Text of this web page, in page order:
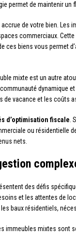
permet de maintenir un
accrue de votre bien. Les
commerciaux.
ces biens vous
mixte est un autre
dynamique
de vacance et les coûts
d’optimisation fiscale .
ou
nets.
des défis
et les attentes de
baux résidentiels,
immeubles mixtes sont